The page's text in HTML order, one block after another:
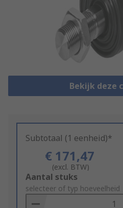
Bekijk deze
Subtotaal (1 eenheid)*
€ 171,47
(excl. BTW)
Add
to
Basket
Aantal stuks
selecteer of typ hoeveelheid